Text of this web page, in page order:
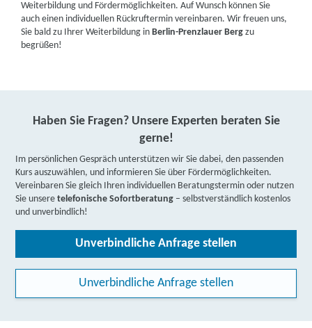
Weiterbildung und Fördermöglichkeiten. Auf Wunsch können Sie
auch einen individuellen Rückruftermin vereinbaren. Wir freuen uns,
Sie bald zu Ihrer Weiterbildung inBerlin-Prenzlauer Berg zu
begrüßen!
Haben Sie Fragen? Unsere Experten beraten Sie
gerne!
Im persönlichen Gespräch unterstützen wir Sie dabei, den passenden
Kurs auszuwählen, und informieren Sie über Fördermöglichkeiten.
Vereinbaren Sie gleich Ihren individuellen Beratungstermin oder nutzen
Sie unseretelefonische Sofortberatung – selbstverständlich kostenlos
und unverbindlich!
Unverbindliche Anfrage stellen
Unverbindliche Anfrage stellen